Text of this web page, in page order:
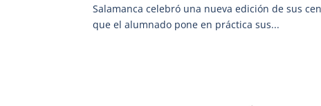
Salamanca celebró una nueva edición de sus
que el alumnado pone en práctica sus...